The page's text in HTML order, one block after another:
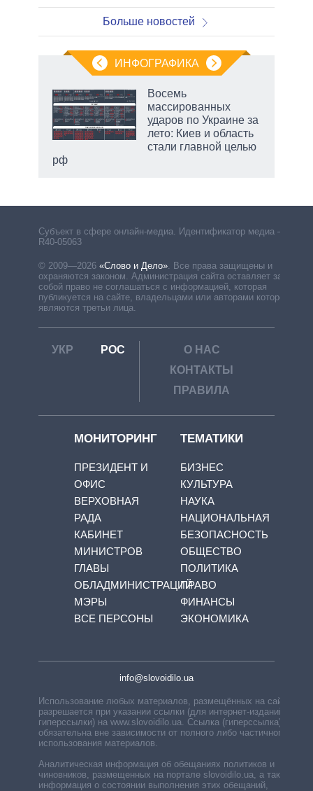
Больше новостей
ИНФОГРАФИКА
Восемь
массированных
ударов по Украине за
лето: Киев и область
стали главной целью
рф
Субъект в сфере онлайн-медиа. Идентификатор медиа –
R40-05063
© 2009—2026 «Слово и Дело». Все права защищены и
охраняются законом. Администрация сайта оставляет за
собой право не соглашаться с информацией, которая
публикуется на сайте, владельцами или авторами которой
являются третьи лица.
УКР РОС
О НАС
КОНТАКТЫ
ПРАВИЛА
МОНИТОРИНГ
ПРЕЗИДЕНТ И
ОФИС
ВЕРХОВНАЯ
РАДА
КАБИНЕТ
МИНИСТРОВ
ГЛАВЫ
ОБЛАДМИНИСТРАЦИЙ
МЭРЫ
ВСЕ ПЕРСОНЫ
ТЕМАТИКИ
БИЗНЕС
КУЛЬТУРА
НАУКА
НАЦИОНАЛЬНАЯ
БЕЗОПАСНОСТЬ
ОБЩЕСТВО
ПОЛИТИКА
ПРАВО
ФИНАНСЫ
ЭКОНОМИКА
info@slovoidilo.ua
Использование любых материалов, размещённых на сайте,
разрешается при указании ссылки (для интернет-изданий —
гиперссылки) на www.slovoidilo.ua. Ссылка (гиперссылка)
обязательна вне зависимости от полного либо частичного
использования материалов.
Аналитическая информация об обещаниях политиков и
чиновников, размещенных на портале slovoidilo.ua, а также
информация о состоянии выполнения этих обещаний,